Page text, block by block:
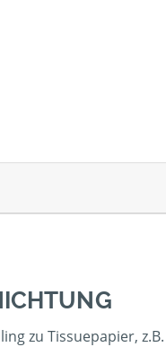
zu Tissuepapier, z.B.